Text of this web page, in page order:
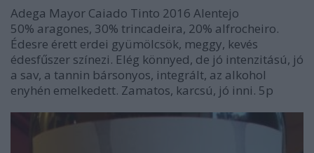
Adega Mayor Caiado Tinto 2016 Alentejo
50% aragones, 30% trincadeira, 20% alfrocheiro.
Édesre érett erdei gyümölcsök, meggy, kevés
édesfűszer színezi. Elég könnyed, de jó intenzitású, jó
a sav, a tannin bársonyos, integrált, az alkohol
enyhén emelkedett. Zamatos, karcsú, jó inni. 5p